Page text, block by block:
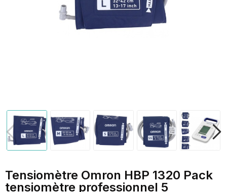
Tensiomètre Omron HBP 1320 Pack
tensiomètre professionnel 5